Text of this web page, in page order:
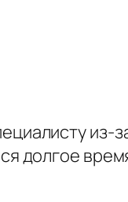
из-
долгое